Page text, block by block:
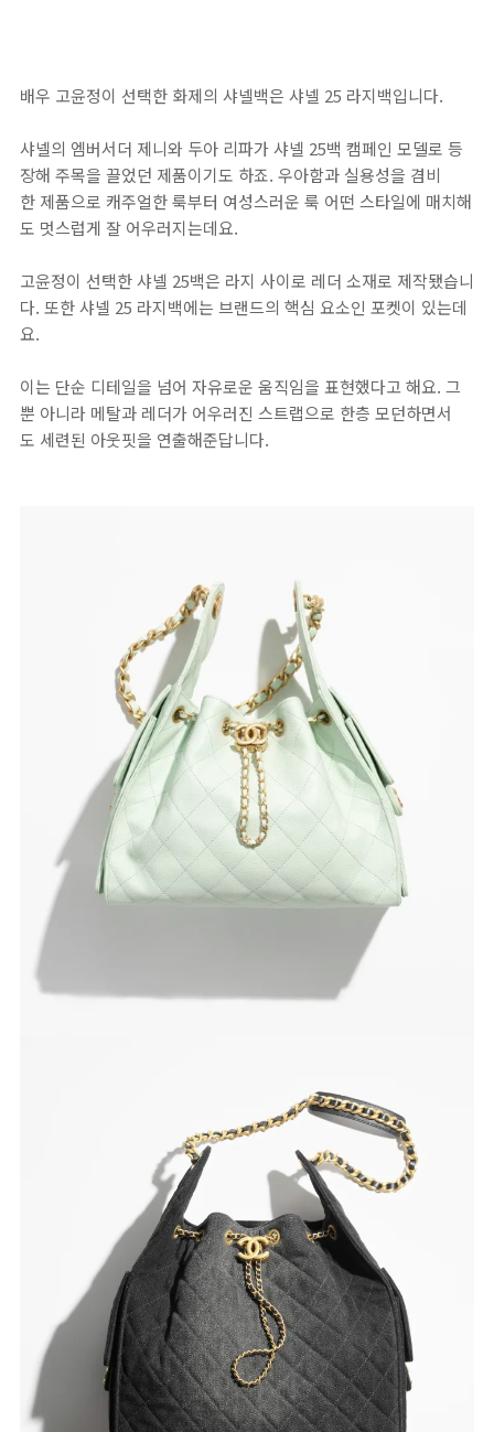
배우 고윤정이 선택한 화제의 샤넬백은 샤넬 25 라지백입니다.
샤넬의 엠버서더 제니와 두아 리파가 샤넬 25백 캠페인 모델로 등
장해 주목을 끌었던 제품이기도 하죠. 우아함과 실용성을 겸비
한 제품으로 캐주얼한 룩부터 여성스러운 룩 어떤 스타일에 매치해
도 멋스럽게 잘 어우러지는데요.
고윤정이 선택한 샤넬 25백은 라지 사이로 레더 소재로 제작됐습니
다. 또한 샤넬 25 라지백에는 브랜드의 핵심 요소인 포켓이 있는데
요.
이는 단순 디테일을 넘어 자유로운 움직임을 표현했다고 해요. 그
뿐 아니라 메탈과 레더가 어우러진 스트랩으로 한층 모던하면서
도 세련된 아웃핏을 연출해준답니다.